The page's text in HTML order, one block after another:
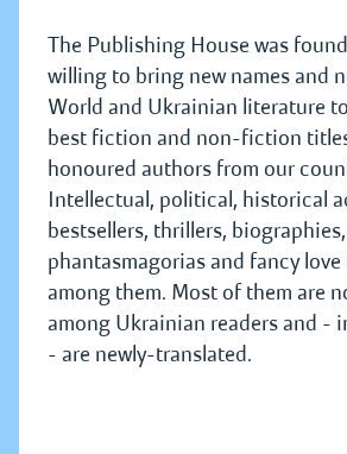
The Publishing House was
willing to bring new names and
World and Ukrainian literature
best fiction and non-fiction
honoured authors from our
Intellectual, political, historical
bestsellers, thrillers,
phantasmagorias and fancy love
among them. Most of them are
among Ukrainian readers and -
- are newly-translated.